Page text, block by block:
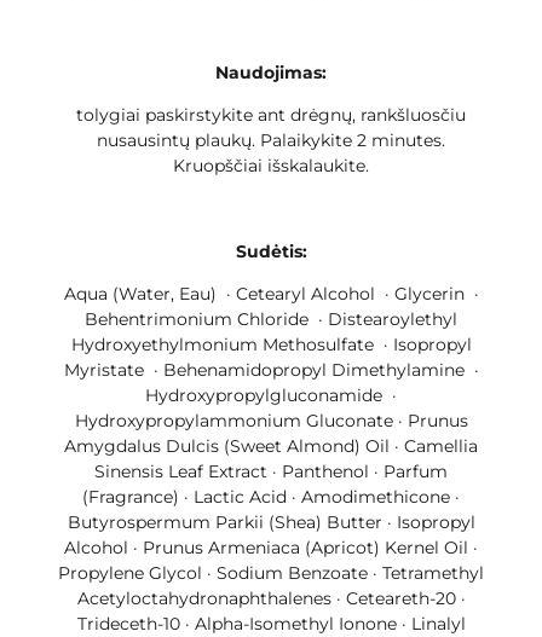
Naudojimas:
tolygiai paskirstykite ant drėgnų, rankšluosčiu
nusausintų plaukų. Palaikykite 2 minutes.
Kruopščiai išskalaukite.
Sudėtis:
Aqua (Water, Eau) · Cetearyl Alcohol · Glycerin ·
Behentrimonium Chloride · Distearoylethyl
Hydroxyethylmonium Methosulfate · Isopropyl
Myristate · Behenamidopropyl Dimethylamine ·
Hydroxypropylgluconamide ·
Hydroxypropylammonium Gluconate · Prunus
Amygdalus Dulcis (Sweet Almond) Oil · Camellia
Sinensis Leaf Extract · Panthenol · Parfum
(Fragrance) · Lactic Acid · Amodimethicone ·
Butyrospermum Parkii (Shea) Butter · Isopropyl
Alcohol · Prunus Armeniaca (Apricot) Kernel Oil ·
Propylene Glycol · Sodium Benzoate · Tetramethyl
Acetyloctahydronaphthalenes · Ceteareth-20 ·
Trideceth-10 · Alpha-Isomethyl Ionone · Linalyl